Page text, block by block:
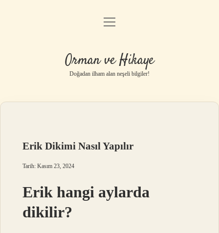
Anasayfa
Yasal Uyarı
menüyü
Orman ve Hikaye
Doğadan ilham alan neşeli bilgiler!
Erik Dikimi Nasıl Yapılır
Tarih: Kasım 23, 2024
Erik hangi aylarda
dikilir?